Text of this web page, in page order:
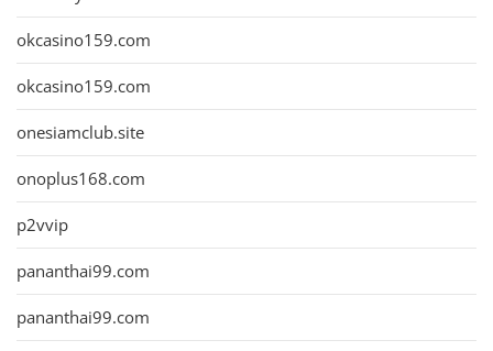
okcasino159.com
okcasino159.com
onesiamclub.site
onoplus168.com
p2vvip
pananthai99.com
pananthai99.com